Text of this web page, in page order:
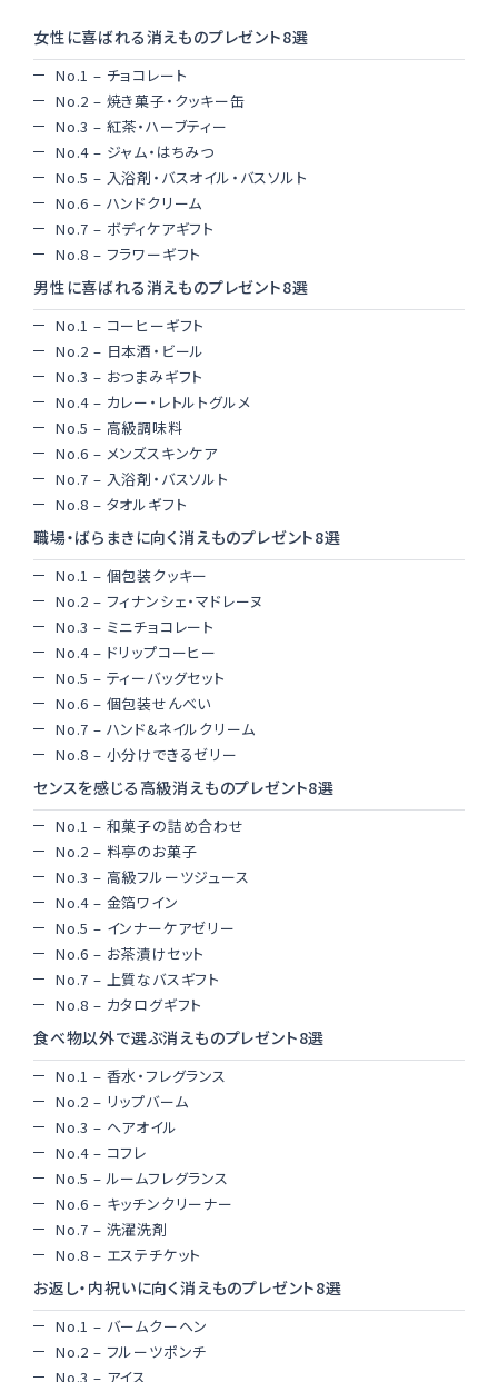
女性に喜ばれる消えものプレゼント8選
No.1 – チョコレート
No.2 – 焼き菓子・クッキー缶
No.3 – 紅茶・ハーブティー
No.4 – ジャム・はちみつ
No.5 – 入浴剤・バスオイル・バスソルト
No.6 – ハンドクリーム
No.7 – ボディケアギフト
No.8 – フラワーギフト
男性に喜ばれる消えものプレゼント8選
No.1 – コーヒーギフト
No.2 – 日本酒・ビール
No.3 – おつまみギフト
No.4 – カレー・レトルトグルメ
No.5 – 高級調味料
No.6 – メンズスキンケア
No.7 – 入浴剤・バスソルト
No.8 – タオルギフト
職場・ばらまきに向く消えものプレゼント8選
No.1 – 個包装クッキー
No.2 – フィナンシェ・マドレーヌ
No.3 – ミニチョコレート
No.4 – ドリップコーヒー
No.5 – ティーバッグセット
No.6 – 個包装せんべい
No.7 – ハンド&ネイルクリーム
No.8 – 小分けできるゼリー
センスを感じる高級消えものプレゼント8選
No.1 – 和菓子の詰め合わせ
No.2 – 料亭のお菓子
No.3 – 高級フルーツジュース
No.4 – 金箔ワイン
No.5 – インナーケアゼリー
No.6 – お茶漬けセット
No.7 – 上質なバスギフト
No.8 – カタログギフト
食べ物以外で選ぶ消えものプレゼント8選
No.1 – 香水・フレグランス
No.2 – リップバーム
No.3 – ヘアオイル
No.4 – コフレ
No.5 – ルームフレグランス
No.6 – キッチンクリーナー
No.7 – 洗濯洗剤
No.8 – エステチケット
お返し・内祝いに向く消えものプレゼント8選
No.1 – バームクーヘン
No.2 – フルーツポンチ
No.3 – アイス